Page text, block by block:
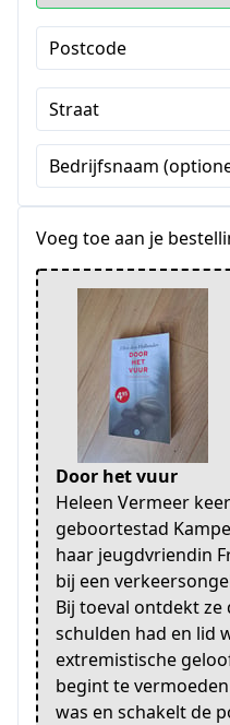
Postcode
Straat
Bedrijfsnaam
Voeg toe aan je
Door het vuur
Heleen Vermeer
geboortestad
haar jeugdvriendin
bij een
Bij toeval ontdekt
schulden had en lid
extremistische
begint te
was en schakelt de